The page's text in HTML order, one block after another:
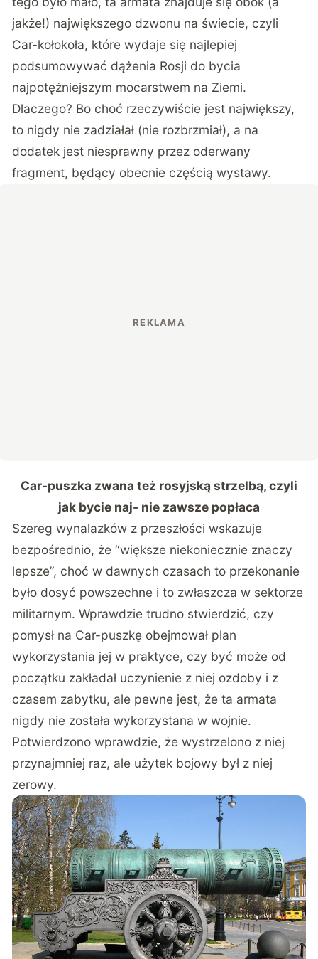
jakże!) największego dzwonu na świecie, czyli
Car-kołokoła, które wydaje się najlepiej
podsumowywać dążenia Rosji do bycia
najpotężniejszym mocarstwem na Ziemi.
Dlaczego? Bo choć rzeczywiście jest największy,
to nigdy nie zadziałał (nie rozbrzmiał), a na
dodatek jest niesprawny przez oderwany
fragment, będący obecnie częścią wystawy.
Car-puszka zwana też rosyjską strzelbą, czyli
jak bycie naj- nie zawsze popłaca
Szereg wynalazków z przeszłości wskazuje
bezpośrednio, że “większe niekoniecznie znaczy
lepsze”, choć w dawnych czasach to przekonanie
było dosyć powszechne i to zwłaszcza w sektorze
militarnym. Wprawdzie trudno stwierdzić, czy
pomysł na Car-puszkę obejmował plan
wykorzystania jej w praktyce, czy być może od
początku zakładał uczynienie z niej ozdoby i z
czasem zabytku, ale pewne jest, że ta armata
nigdy nie została wykorzystana w wojnie.
Potwierdzono wprawdzie, że wystrzelono z niej
przynajmniej raz, ale użytek bojowy był z niej
zerowy.